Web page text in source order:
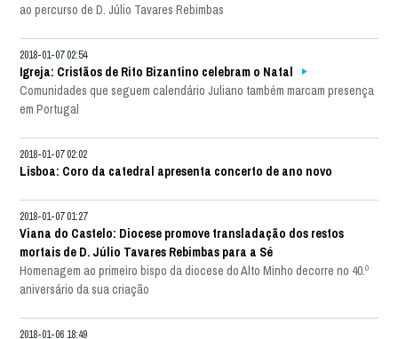
ao percurso de D. Júlio Tavares Rebimbas
2018-01-07 02:54
Igreja: Cristãos de Rito Bizantino celebram o Natal
Comunidades que seguem calendário Juliano também marcam presença
em Portugal
2018-01-07 02:02
Lisboa: Coro da catedral apresenta concerto de ano novo
2018-01-07 01:27
Viana do Castelo: Diocese promove transladação dos restos
mortais de D. Júlio Tavares Rebimbas para a Sé
Homenagem ao primeiro bispo da diocese do Alto Minho decorre no 40.º
aniversário da sua criação
2018-01-06 18:49